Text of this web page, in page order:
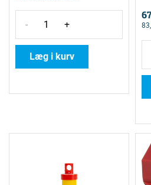
- +
Læg i kurv